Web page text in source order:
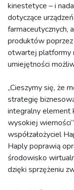
kinestetyce – i
dotyczące
farmaceutycznych,
produktów
otwartej platformy
umiejętności
„Cieszymy się, że
strategię
integralny element
wysokiej
współzałożyciel
Haply poprawią
środowisko
dzięki sprzężeniu